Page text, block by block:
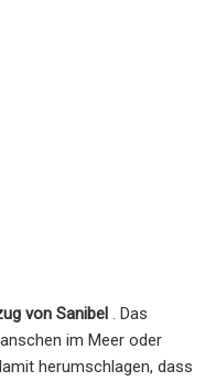
von Sanibel . Das
im Meer oder
herumschlagen, dass